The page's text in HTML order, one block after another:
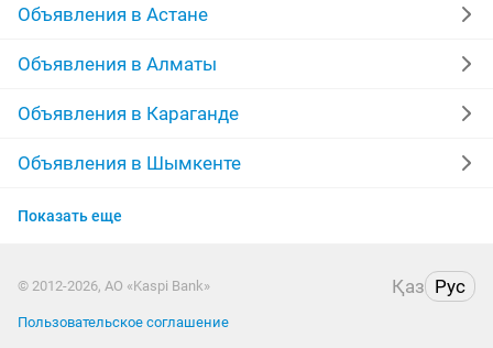
Объявления в Астане
Объявления в Алматы
Объявления в Караганде
Объявления в Шымкенте
Объявления в Усть-Каменогорске
Объявления в Семее
Показать еще
© 2012-2026, АО «Kaspi Bank» Қаз Рус
Пользовательское соглашение